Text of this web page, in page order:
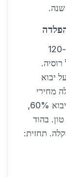
גלובלית, מחירי עפרת ברזל ב-2026 ב-120
על רוסיה.
יבוא
מחירי
פלדה ירוקה ב-15%. בישראל, תלות ביבוא 60%,
מייצרים 2 מיליון טון. בהוד
תחזית: